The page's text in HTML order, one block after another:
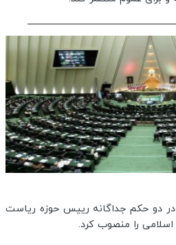
دو حکم جداگانه رییس حوزه ریاست
را منصوب کرد.